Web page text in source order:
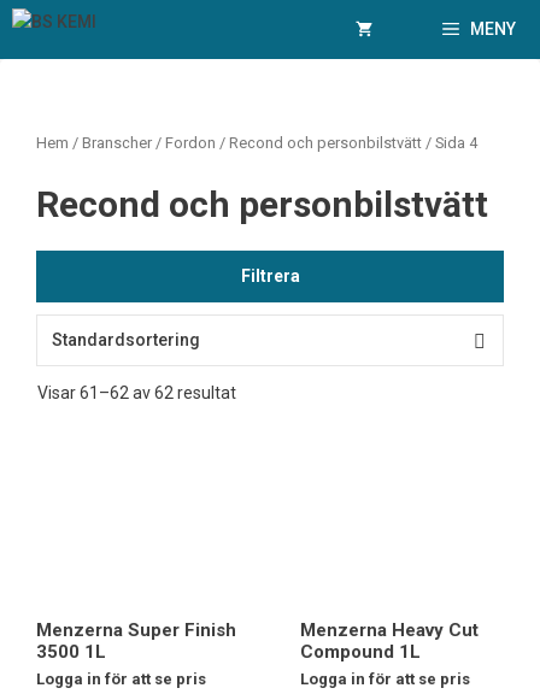
Hoppa
innehåll
MENY
Hem / Branscher / Fordon / Recond och personbilstvätt / Sida 4
Recond och personbilstvätt
Filtrera
Visar 61–62 av 62 resultat
Menzerna Super Finish
3500 1L
Logga in för att se pris
Menzerna Heavy Cut
Compound 1L
Logga in för att se pris